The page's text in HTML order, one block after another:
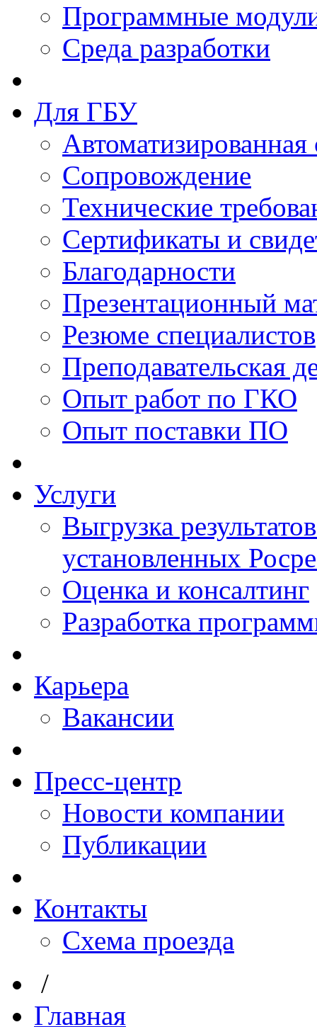
Программные
Среда разработки
Для ГБУ
Сопровождение
Технические
Сертификаты и
Благодарности
Презентационный
Резюме специалистов
Преподавательская
Опыт работ по ГКО
Опыт поставки ПО
Услуги
Выгрузка
установленных
Оценка и консалтинг
Разработка
Карьера
Вакансии
Пресс-центр
Новости компании
Публикации
Контакты
Схема проезда
/
Главная